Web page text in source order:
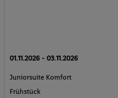
01.11.2026 - 03.11.2026
Juniorsuite Komfort
Frühstück